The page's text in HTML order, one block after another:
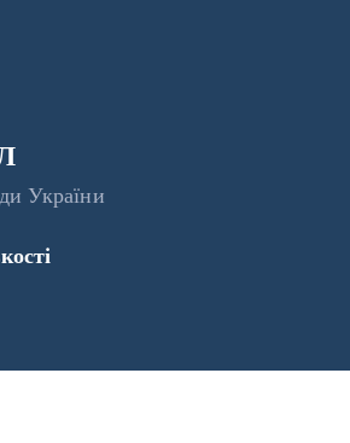
України